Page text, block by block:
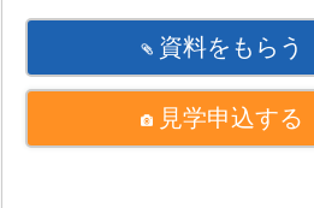
資料をもらう
見学申込する